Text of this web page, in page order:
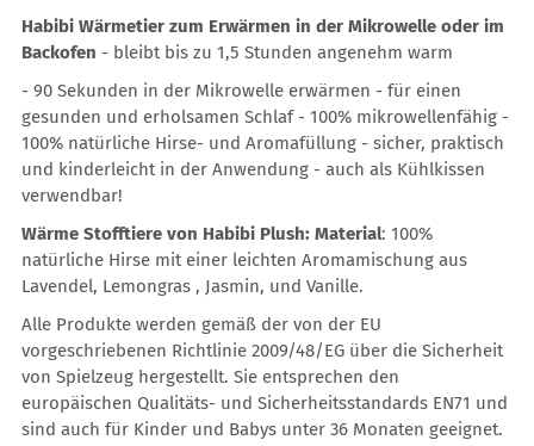
Habibi Wärmetier zum Erwärmen in der Mikrowelle oder im
Backofen - bleibt bis zu 1,5 Stunden angenehm warm
- 90 Sekunden in der Mikrowelle erwärmen - für einen
gesunden und erholsamen Schlaf - 100% mikrowellenfähig -
100% natürliche Hirse- und Aromafüllung - sicher, praktisch
und kinderleicht in der Anwendung - auch als Kühlkissen
verwendbar!
Wärme Stofftiere von Habibi Plush: Material: 100%
natürliche Hirse mit einer leichten Aromamischung aus
Lavendel, Lemongras , Jasmin, und Vanille.
Alle Produkte werden gemäß der von der EU
vorgeschriebenen Richtlinie 2009/48/EG über die Sicherheit
von Spielzeug hergestellt. Sie entsprechen den
europäischen Qualitäts- und Sicherheitsstandards EN71 und
sind auch für Kinder und Babys unter 36 Monaten geeignet.